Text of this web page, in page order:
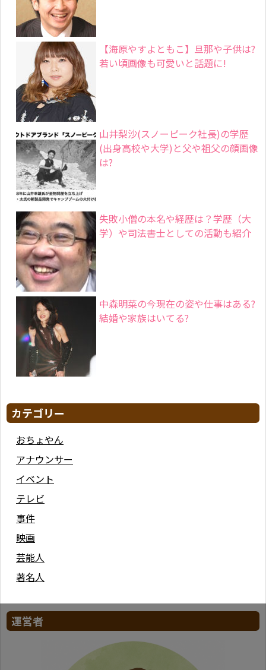
【海原やすよともこ】旦那や子供は?
若い頃画像も可愛いと話題に!
山井梨沙(スノーピーク社長)の学歴
(出身高校や大学)と父や祖父の顔画像
は?
失敗小僧の本名や経歴は？学歴（大
学）や司法書士としての活動も紹介
中森明菜の今現在の姿や仕事はある?
結婚や家族はいてる?
カテゴリー
おちょやん
アナウンサー
イベント
テレビ
事件
映画
芸能人
著名人
運営者